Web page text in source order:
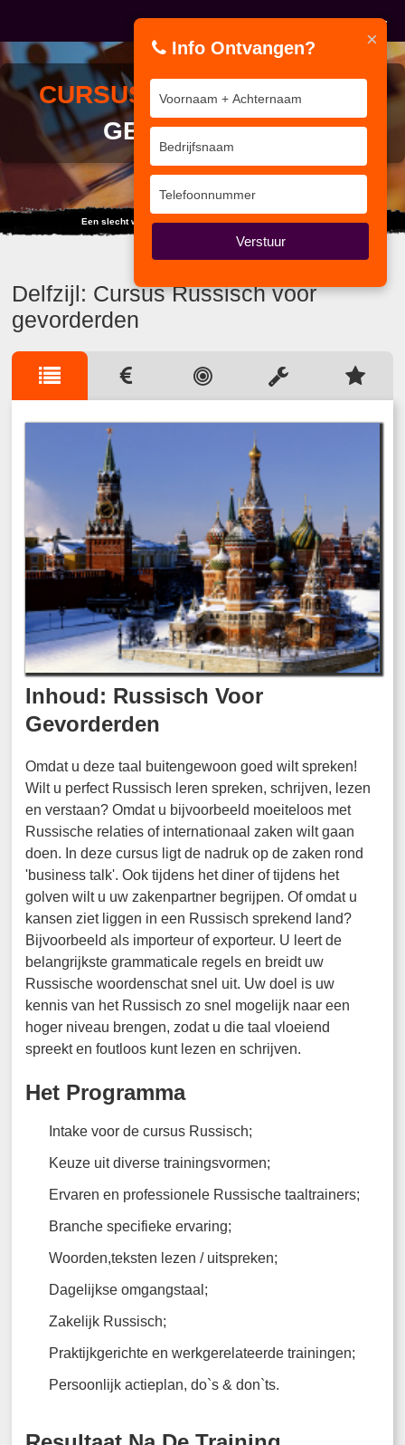
CURSUS
RUSSISCH VOOR
GEVORDERDEN
Een slecht werkman geeft zijn gereedschap de schuld.
Delfzijl: Cursus Russisch voor
gevorderden
Inhoud: Russisch Voor
Gevorderden
Omdat u deze taal buitengewoon goed wilt spreken!
Wilt u perfect Russisch leren spreken, schrijven, lezen
en verstaan? Omdat u bijvoorbeeld moeiteloos met
Russische relaties of internationaal zaken wilt gaan
doen. In deze cursus ligt de nadruk op de zaken rond
'business talk'. Ook tijdens het diner of tijdens het
golven wilt u uw zakenpartner begrijpen. Of omdat u
kansen ziet liggen in een Russisch sprekend land?
Bijvoorbeeld als importeur of exporteur. U leert de
belangrijkste grammaticale regels en breidt uw
Russische woordenschat snel uit. Uw doel is uw
kennis van het Russisch zo snel mogelijk naar een
hoger niveau brengen, zodat u die taal vloeiend
spreekt en foutloos kunt lezen en schrijven.
Het Programma
Intake voor de cursus Russisch;
Keuze uit diverse trainingsvormen;
Ervaren en professionele Russische taaltrainers;
Branche specifieke ervaring;
Woorden,teksten lezen / uitspreken;
Dagelijkse omgangstaal;
Zakelijk Russisch;
Praktijkgerichte en werkgerelateerde trainingen;
Persoonlijk actieplan, do`s & don`ts.
×
Info Ontvangen?
Verstuur